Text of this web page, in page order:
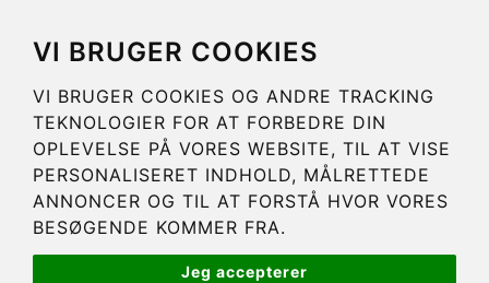
VI BRUGER COOKIES
VI BRUGER COOKIES OG ANDRE TRACKING
TEKNOLOGIER FOR AT FORBEDRE DIN
OPLEVELSE PÅ VORES WEBSITE, TIL AT VISE
PERSONALISERET INDHOLD, MÅLRETTEDE
ANNONCER OG TIL AT FORSTÅ HVOR VORES
BESØGENDE KOMMER FRA.
Jeg accepterer